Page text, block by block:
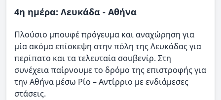
4η ημέρα: Λευκάδα - Αθήνα
Πλούσιο μπουφέ πρόγευμα και αναχώρηση για
μία ακόμα επίσκεψη στην πόλη της Λευκάδας για
περίπατο και τα τελευταία σουβενίρ. Στη
συνέχεια παίρνουμε το δρόμο της επιστροφής για
την Αθήνα μέσω Ρίο – Αντίρριο με ενδιάμεσες
στάσεις.